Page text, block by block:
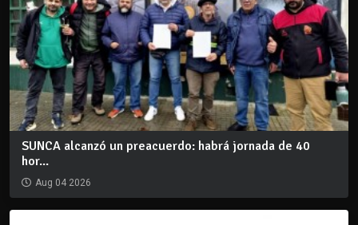
SUNCA alcanzó un preacuerdo: habrá jornada de 40
hor...
Aug 04 2026